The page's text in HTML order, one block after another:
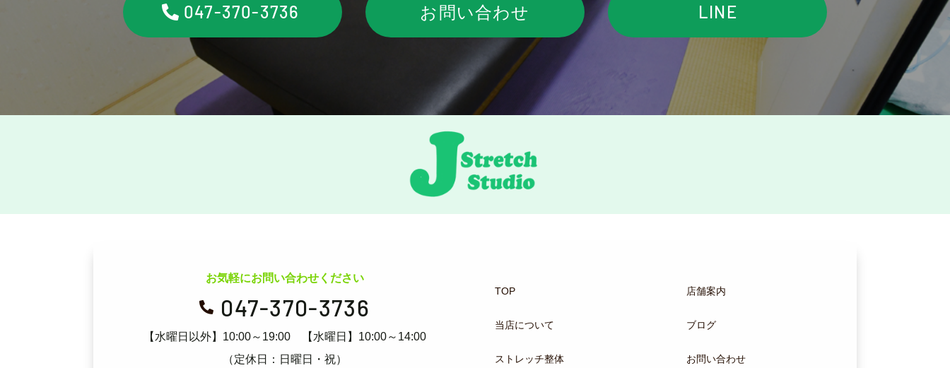
047-370-3736 お問い合わせ LINE
お気軽にお問い合わせください
 047-370-3736
【水曜日以外】10:00～19:00
【水曜日】10:00～14:00
（定休日：日曜日・祝）
TOP
当店について
ストレッチ整体
店舗案内
ブログ
お問い合わせ